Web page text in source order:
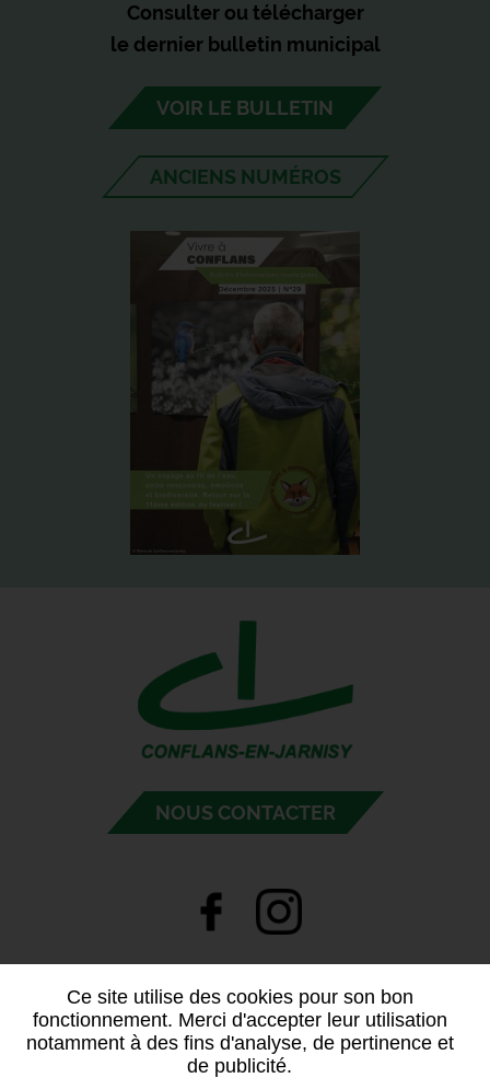
Ce site utilise des cookies pour son bon
fonctionnement. Merci d'accepter leur utilisation
notamment à des fins d'analyse, de pertinence et
de publicité.
Consulter ou télécharger
le dernier bulletin municipal
VOIR LE BULLETIN
ANCIENS NUMÉROS
NOUS CONTACTER